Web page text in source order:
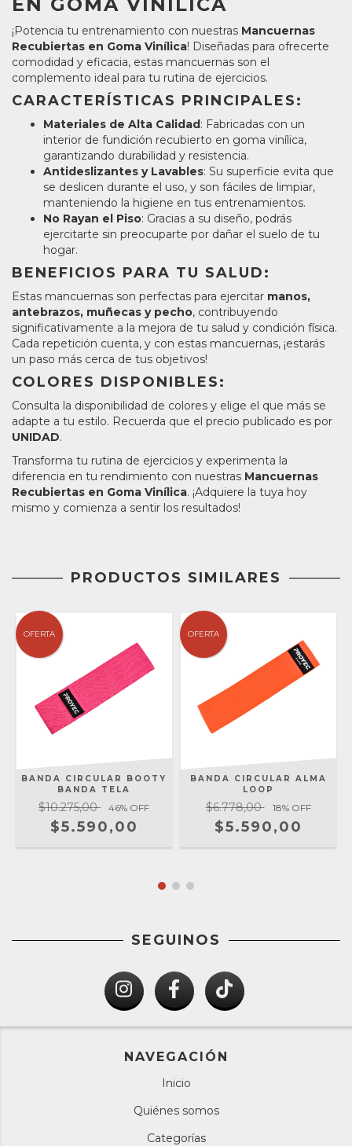
¡Potencia tu entrenamiento con nuestras Mancuernas
Recubiertas en Goma Vinílica! Diseñadas para ofrecerte
comodidad y eficacia, estas mancuernas son el
complemento ideal para tu rutina de ejercicios.
CARACTERÍSTICAS PRINCIPALES:
Materiales de Alta Calidad: Fabricadas con un
interior de fundición recubierto en goma vinílica,
garantizando durabilidad y resistencia.
Antideslizantes y Lavables: Su superficie evita que
se deslicen durante el uso, y son fáciles de limpiar,
manteniendo la higiene en tus entrenamientos.
No Rayan el Piso: Gracias a su diseño, podrás
ejercitarte sin preocuparte por dañar el suelo de tu
hogar.
BENEFICIOS PARA TU SALUD:
Estas mancuernas son perfectas para ejercitar manos,
antebrazos, muñecas y pecho, contribuyendo
significativamente a la mejora de tu salud y condición física.
Cada repetición cuenta, y con estas mancuernas, ¡estarás
un paso más cerca de tus objetivos!
COLORES DISPONIBLES:
Consulta la disponibilidad de colores y elige el que más se
adapte a tu estilo. Recuerda que el precio publicado es por
UNIDAD.
Transforma tu rutina de ejercicios y experimenta la
diferencia en tu rendimiento con nuestras Mancuernas
Recubiertas en Goma Vinílica. ¡Adquiere la tuya hoy
mismo y comienza a sentir los resultados!
PRODUCTOS SIMILARES
OFERTA
BANDA CIRCULAR BOOTY
BANDA TELA
$10.275,00 46% OFF
$5.590,00
OFERTA
BANDA CIRCULAR ALMA
LOOP
$6.778,00 18% OFF
$5.590,00
SEGUINOS
NAVEGACIÓN
Inicio
Quiénes somos
Categorías